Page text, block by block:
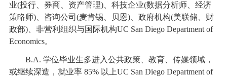
业(投行、券商、资产管理)、科技企业(数据分析师、经济
策略师)、咨询公司(麦肯锡、贝恩)、政府机构(美联储、财
政部)、非营利组织与国际机构UC San Diego Department of
Economics。
B.A. 学位毕业生多进入公共政策、教育、传媒领域，
或继续深造，就业率 85% 以上UC San Diego Department of